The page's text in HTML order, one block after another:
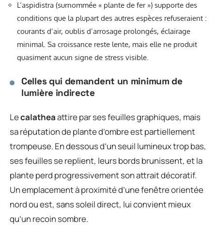
L’aspidistra (surnommée « plante de fer ») supporte des
conditions que la plupart des autres espèces refuseraient :
courants d’air, oublis d’arrosage prolongés, éclairage
minimal. Sa croissance reste lente, mais elle ne produit
quasiment aucun signe de stress visible.
Celles qui demandent un minimum de
lumière indirecte
Lecalatheaattire par ses feuilles graphiques, mais
sa réputation de plante d’ombre est partiellement
trompeuse. En dessous d’un seuil lumineux trop bas,
ses feuilles se replient, leurs bords brunissent, et la
plante perd progressivement son attrait décoratif.
Un emplacement à proximité d’une fenêtre orientée
nord ou est, sans soleil direct, lui convient mieux
qu’un recoin sombre.